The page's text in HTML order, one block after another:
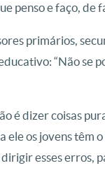
penso e faço, de
primários,
“Não se
é dizer coisas
eleos jovens têm
esses erros,